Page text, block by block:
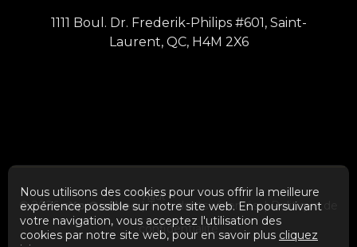
Nous utilisons des cookies pour vous offrir la meilleure
expérience possible sur notre site web. En poursuivant
votre navigation, vous acceptez l'utilisation des
cookies par notre site web, pour en savoir plus cliquez
1111 Boul. Dr. Frederik-Philips #601, Saint-
Laurent, QC, H4M 2X6
© 2026eXp Québec| Tous droits réservés. |Politique de
confidentialité
Haut